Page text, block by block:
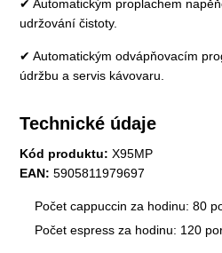
✔ Automatickým proplachem
udržování čistoty.
✔ Automatickým odvápňovacím
údržbu a servis kávovaru.
Technické údaje
Kód produktu: X95MP
EAN: 5905811979697
Počet cappuccin za hodinu: 80
Počet espress za hodinu: 120